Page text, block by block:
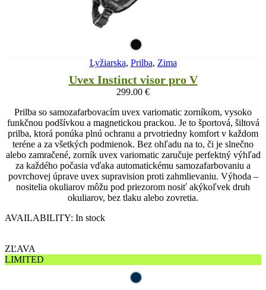
Lyžiarska, Prilba, Zima
Uvex Instinct visor pro V
299.00 €
Prilba so samozafarbovacím uvex variomatic zorníkom, vysoko
funkčnou podšívkou a magnetickou prackou. Je to športová, šiltová
prilba, ktorá ponúka plnú ochranu a prvotriedny komfort v každom
teréne a za všetkých podmienok. Bez ohľadu na to, či je slnečno
alebo zamračené, zorník uvex variomatic zaručuje perfektný výhľad
za každého počasia vďaka automatickému samozafarbovaniu a
povrchovej úprave uvex supravision proti zahmlievaniu. Výhoda –
nositelia okuliarov môžu pod priezorom nosiť akýkoľvek druh
okuliarov, bez tlaku alebo zovretia.
AVAILABILITY: In stock
ZĽAVA
LIMITED